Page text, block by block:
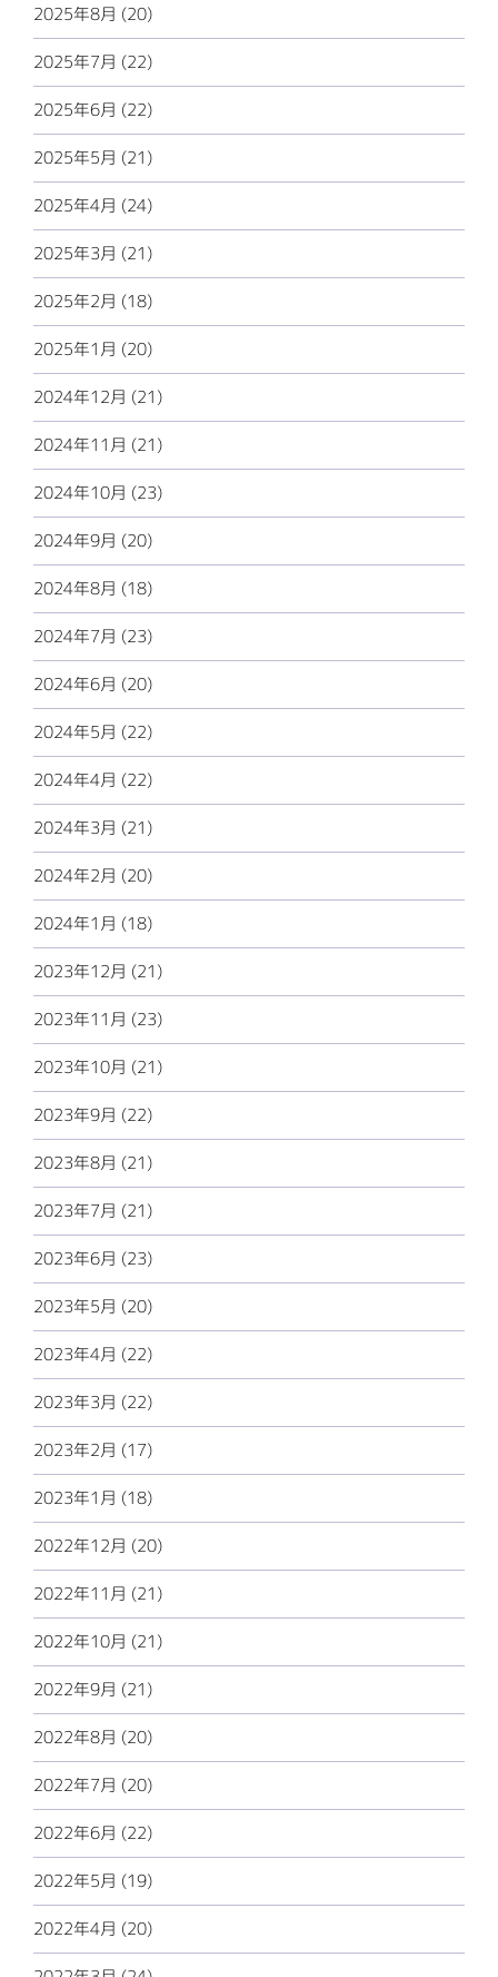
2025年8月 (20)
2025年7月 (22)
2025年6月 (22)
2025年5月 (21)
2025年4月 (24)
2025年3月 (21)
2025年2月 (18)
2025年1月 (20)
2024年12月 (21)
2024年11月 (21)
2024年10月 (23)
2024年9月 (20)
2024年8月 (18)
2024年7月 (23)
2024年6月 (20)
2024年5月 (22)
2024年4月 (22)
2024年3月 (21)
2024年2月 (20)
2024年1月 (18)
2023年12月 (21)
2023年11月 (23)
2023年10月 (21)
2023年9月 (22)
2023年8月 (21)
2023年7月 (21)
2023年6月 (23)
2023年5月 (20)
2023年4月 (22)
2023年3月 (22)
2023年2月 (17)
2023年1月 (18)
2022年12月 (20)
2022年11月 (21)
2022年10月 (21)
2022年9月 (21)
2022年8月 (20)
2022年7月 (20)
2022年6月 (22)
2022年5月 (19)
2022年4月 (20)